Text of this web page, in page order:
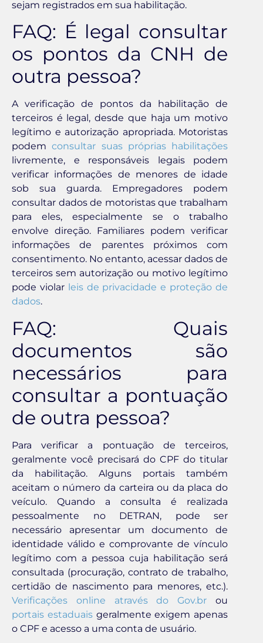
sejam registrados em sua habilitação.
FAQ: É legal consultar
os pontos da CNH de
outra pessoa?
A verificação de pontos da habilitação de
terceiros é legal, desde que haja um motivo
legítimo e autorização apropriada. Motoristas
podemconsultar suas próprias habilitações
livremente, e responsáveis legais podem
verificar informações de menores de idade
sob sua guarda. Empregadores podem
consultar dados de motoristas que trabalham
para eles, especialmente se o trabalho
envolve direção. Familiares podem verificar
informações de parentes próximos com
consentimento. No entanto, acessar dados de
terceiros sem autorização ou motivo legítimo
pode violar leis de privacidade e proteção de
dados.
FAQ: Quais
documentos são
necessários para
consultar a pontuação
de outra pessoa?
Para verificar a pontuação de terceiros,
geralmente você precisará do CPF do titular
da habilitação. Alguns portais também
aceitam o número da carteira ou da placa do
veículo. Quando a consulta é realizada
pessoalmente no DETRAN, pode ser
necessário apresentar um documento de
identidade válido e comprovante de vínculo
legítimo com a pessoa cuja habilitação será
consultada (procuração, contrato de trabalho,
certidão de nascimento para menores, etc.).
Verificações online através do Gov.br ou
portais estaduaisgeralmente exigem apenas
o CPF e acesso a uma conta de usuário.